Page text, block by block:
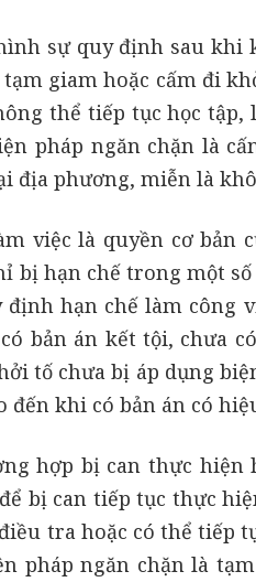
sự quy định sau khi
tạm giam hoặc cấm đi
thể tiếp tục học tập,
pháp ngăn chặn là
địa phương, miễn là
việc là quyền cơ bản
bị hạn chế trong một
định hạn chế làm công
bản án kết tội, chưa
tố chưa bị áp dụng
đến khi có bản án có
hợp bị can thực hiện
bị can tiếp tục thực
tra hoặc có thể tiếp
pháp ngăn chặn là